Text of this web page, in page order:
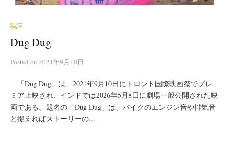
映評
Dug Dug
Posted on 2021年9月10日
「Dug Dug」は、2021年9月10日にトロント国際映画祭でプレ
ミア上映され、インドでは2026年5月8日に劇場一般公開された映
画である。題名の「Dug Dug」は、バイクのエンジン音や排気音
と捉えればストーリーの...